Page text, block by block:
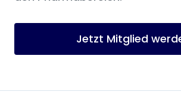
Jetzt Mitglied